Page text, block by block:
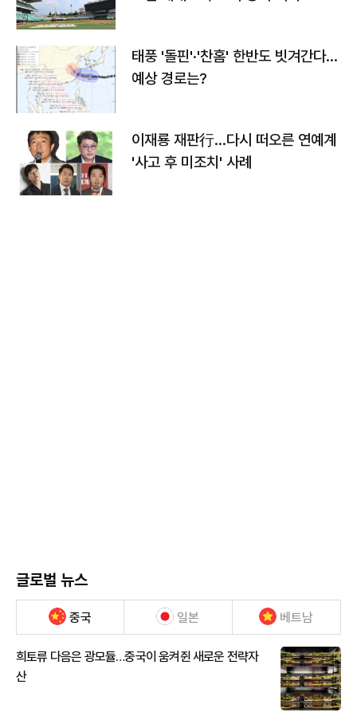
태풍 '돌핀'·'찬홈' 한반도 빗겨간다…
예상 경로는?
이재룡 재판行…다시 떠오른 연예계
'사고 후 미조치' 사례
글로벌 뉴스
중국 일본 베트남
희토류 다음은 광모듈…중국이 움켜쥔 새로운 전략자
산